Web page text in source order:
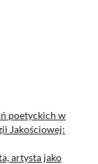
poetyckich w
Jakościowej:
artysta jako